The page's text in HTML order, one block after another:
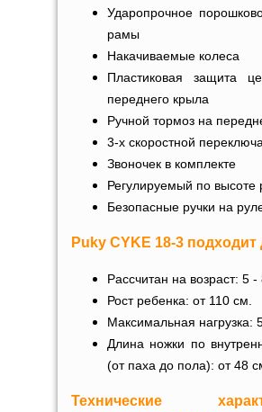
Ударопрочное
рамы
Накачиваемые колеса
Пластиковая защита
переднего крыла
Ручной тормоз на
3-х скоростной
Звоночек в комплекте
Регулируемый по высоте
Безопасные ручки на
Puky CYKE 18-3 подходит
Рассчитан на возраст: 5 -
Рост ребенка: от 110 см.
Максимальная нагрузка:
Длина ножки по
(от паха до пола): от48
Технические